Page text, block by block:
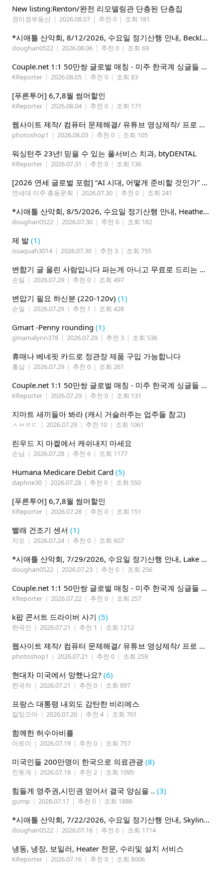
New listing:Renton/완전 리모델링관 단층된 단층집
권미경부동산 | 2026.08.07 | 추천 0 | 조회 181
*시애틀 산악회, 8/12/2026, 수요일 정기산행 안내, Beckler Peak*
doughan0522 | 2026.08.06 | 추천 0 | 조회 69
Couple.net 1:1 50만쌍 글로벌 매칭 - 미주 한국계 싱글들 모이세요
KReporter | 2026.08.05 | 추천 0 | 조회 83
[푸른투어] 6,7,8월 썸머할인
KReporter | 2026.08.04 | 추천 0 | 조회 171
웹사이트 제작/ 컴퓨터 문제해결/ 유튜브 영상제작/ 프로 사진촬영
photoshop1 | 2026.08.03 | 추천 0 | 조회 105
워싱턴주 23년! 믿을 수 있는 풀서비스 치과, btyDENTAL
KReporter | 2026.07.31 | 추천 0 | 조회 136
[2026 연세 글로벌 포럼] “AI 시대, 어떻게 준비할 것인가” 8월 7-10일 벨뷰 개최
연세대 미주 총동문회 | 2026.07.30 | 추천 0 | 조회 241
*시애틀 산악회, 8/5/2026, 수요일 정기산행 안내, Heather Lake*
doughan0522 | 2026.07.30 | 추천 0 | 조회 182
제 발 (1)
issaquah3014 | 2026.07.30 | 추천 3 | 조회 755
변합기 글 올린 사람입니다 파는게 아니고 무료로 드리는 겁니다 필요하신분 연락처 남겨주시면 됩니다
손일 | 2026.07.29 | 추천 0 | 조회 497
변압기 필요 하신분 (220-120v) (1)
손일 | 2026.07.29 | 추천 1 | 조회 428
Gmart -Penny rounding (1)
gmamalynn378 | 2026.07.29 | 추천 3 | 조회 536
휴매나 베네핏 카드로 정관장 제품 구입 가능합니다
홍삼 | 2026.07.29 | 추천 0 | 조회 261
Couple.net 1:1 50만쌍 글로벌 매칭 - 미주 한국계 싱글들 모이세요
KReporter | 2026.07.29 | 추천 0 | 조회 131
지마트 새끼들아 봐라 (캐시 거슬러주는 업주들 참고)
ㅅㅂㄹㄷ | 2026.07.29 | 추천 10 | 조회 1061
린우드 지 마켙에서 캐쉬내지 마세요
손님 | 2026.07.28 | 추천 6 | 조회 1177
Humana Medicare Debit Card (5)
daphne30 | 2026.07.28 | 추천 0 | 조회 550
[푸른투어] 6,7,8월 썸머할인
KReporter | 2026.07.28 | 추천 0 | 조회 151
빨래 건조기 센서 (1)
지오 | 2026.07.24 | 추천 0 | 조회 607
*시애틀 산악회, 7/29/2026, 수요일 정기산행 안내, Lake 22*
doughan0522 | 2026.07.23 | 추천 0 | 조회 256
Couple.net 1:1 50만쌍 글로벌 매칭 - 미주 한국계 싱글들 모이세요
KReporter | 2026.07.22 | 추천 0 | 조회 257
k팝 콘서트 드라이버 사기 (5)
한국인 | 2026.07.21 | 추천 1 | 조회 1212
웹사이트 제작/ 컴퓨터 문제해결/ 유튜브 영상제작/ 프로 사진촬영
photoshop1 | 2026.07.21 | 추천 0 | 조회 259
현대차 미국에서 망했나요? (6)
한국차 | 2026.07.21 | 추천 0 | 조회 897
프랑스 대통령 내외도 감탄한 비리에스
칼있으마 | 2026.07.20 | 추천 4 | 조회 701
함께한 허수아비를
아트미 | 2026.07.19 | 추천 0 | 조회 757
미국인들 200만명이 한국으로 의료관광 (8)
진돗개 | 2026.07.18 | 추천 2 | 조회 1095
힘들게 영주권,시민권 얻어서 결국 양심을 .. (3)
gump | 2026.07.17 | 추천 0 | 조회 1888
*시애틀 산악회, 7/22/2026, 수요일 정기산행 안내, Skyline Trail Loop(Mt. Rainier)*
doughan0522 | 2026.07.16 | 추천 0 | 조회 1714
냉동, 냉장, 보일러, Heater 전문, 수리및 설치 서비스
KReporter | 2026.07.16 | 추천 0 | 조회 8006